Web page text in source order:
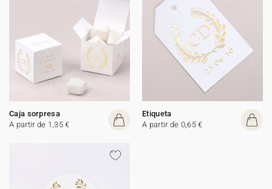
Caja sorpresa
A partir de 1,35 €
Etiqueta
A partir de 0,65 €